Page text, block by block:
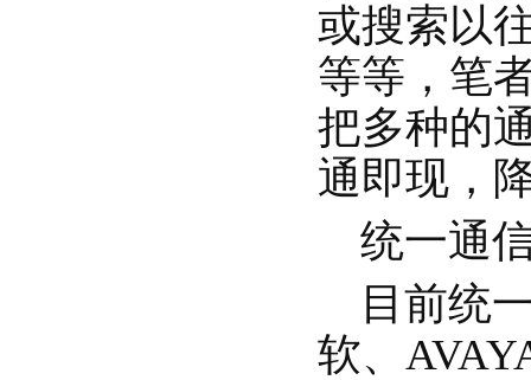
或搜索以
等等，笔
把多种的
通即现，
统一通
目前统
软、